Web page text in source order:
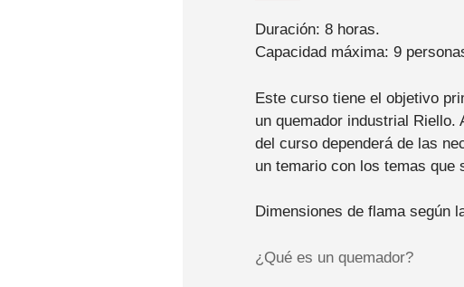
Duración: 8 horas.
Capacidad máxima: 9
Este curso tiene el objetivo
un quemador industrial
del curso dependerá de las
un temario con los temas que
Dimensiones de flama según
¿Qué es un quemador?